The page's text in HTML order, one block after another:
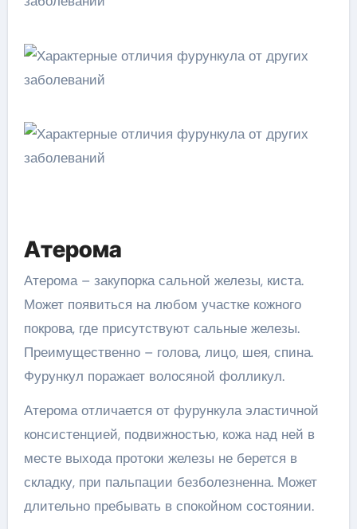
Атерома
Атерома – закупорка сальной железы, киста.
Может появиться на любом участке кожного
покрова, где присутствуют сальные железы.
Преимущественно – голова, лицо, шея, спина.
Фурункул поражает волосяной фолликул.
Атерома отличается от фурункула эластичной
консистенцией, подвижностью, кожа над ней в
месте выхода протоки железы не берется в
складку, при пальпации безболезненна. Может
длительно пребывать в спокойном состоянии.